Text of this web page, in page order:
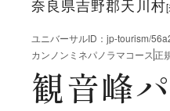
奈良県吉野郡天川村[
ユニバーサルID ： jp-tourism/
カンノンミネパノラマコース正
観音峰